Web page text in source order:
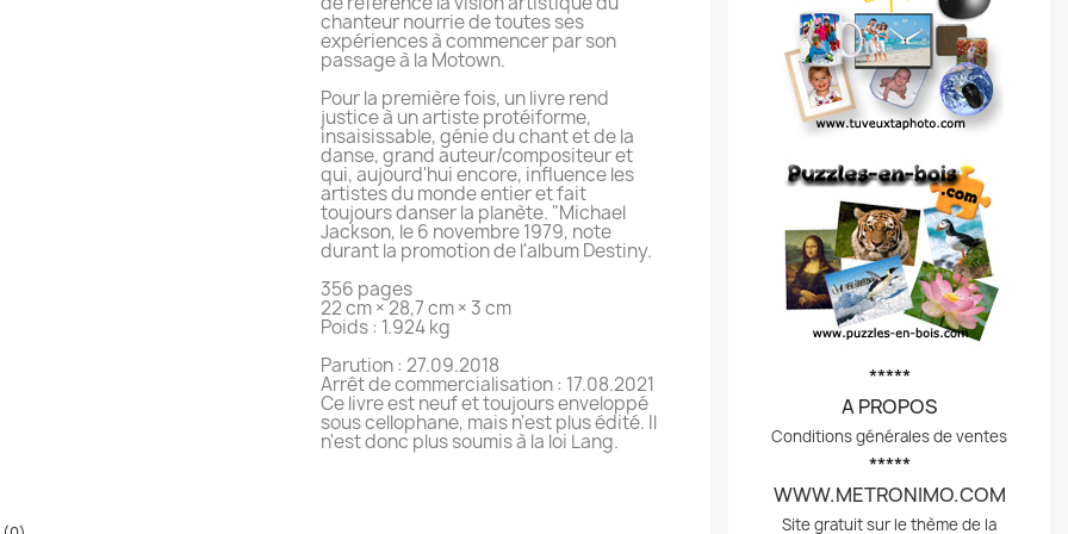
chanteur nourrie de toutes ses
expériences à commencer par son
passage à la Motown.
Pour la première fois, un livre rend
justice à un artiste protéiforme,
insaisissable, génie du chant et de la
danse, grand auteur/compositeur et
qui, aujourd'hui encore, influence les
artistes du monde entier et fait
toujours danser la planète. "Michael
Jackson, le 6 novembre 1979, note
durant la promotion de l'album Destiny.
356 pages
22 cm × 28,7 cm × 3 cm
Poids : 1.924 kg
Parution : 27.09.2018
Arrêt de commercialisation : 17.08.2021
Ce livre est neuf et toujours enveloppé
sous cellophane, mais n'est plus édité. Il
n'est donc plus soumis à la loi Lang.
*****
A PROPOS
Conditions générales de ventes
*****
WWW.METRONIMO.COM
Site gratuit sur le thème de la